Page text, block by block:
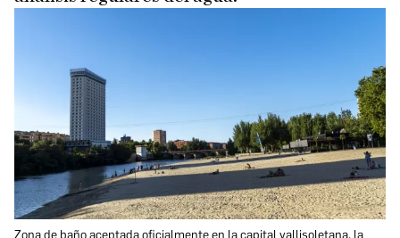
Zona de baño aceptada oficialmente en la capital vallisoletana, la